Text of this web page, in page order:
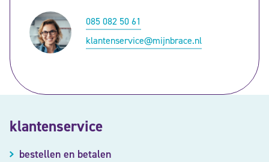
085 082 50 61
klantenservice@mijnbrace.nl
klantenservice
bestellen en betalen